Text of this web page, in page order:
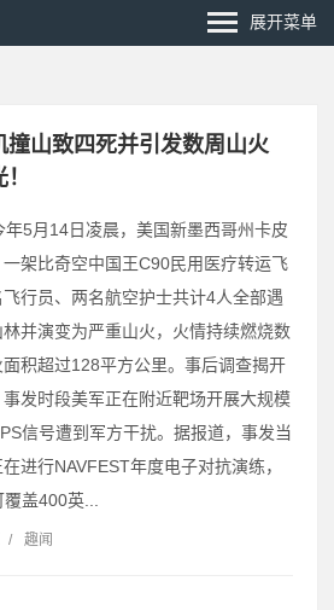
展开菜单
撞山致四死并引发数周山火
5月14日凌晨，美国新墨西哥州卡皮
架比奇空中国王C90民用医疗转运飞
行员、两名航空护士共计4人全部遇
并演变为严重山火，火情持续燃烧数
积超过128平方公里。事后调查揭开
发时段美军正在附近靶场开展大规模
信号遭到军方干扰。据报道，事发当
进行NAVFEST年度电子对抗演练，
盖400英...
/ 趣闻